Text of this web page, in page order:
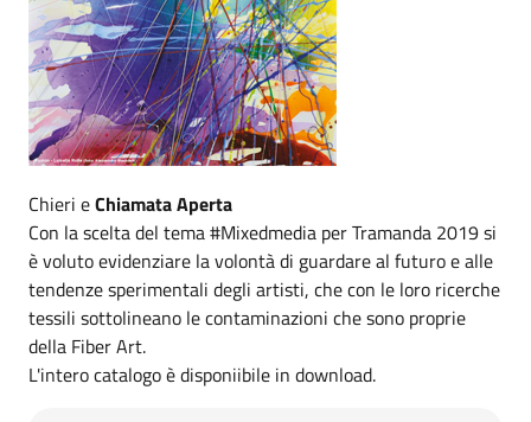
Chieri eChiamata Aperta
Con la scelta del tema #Mixedmedia per Tramanda 2019 si
è voluto evidenziare la volontà di guardare al futuro e alle
tendenze sperimentali degli artisti, che con le loro ricerche
tessili sottolineano le contaminazioni che sono proprie
della Fiber Art.
L'intero catalogo è disponiibile in download.